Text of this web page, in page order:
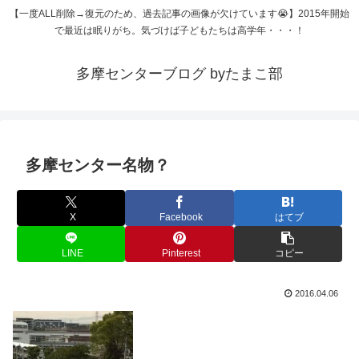
【一度ALL削除→復元のため、過去記事の画像が欠けています😭】2015年開始
で最近は眠りがち。気づけば子どもたちは高学年・・・！
多摩センターブログ byたまこ部
多摩センター名物？
X Facebook はてブ
LINE Pinterest コピー
2016.04.06